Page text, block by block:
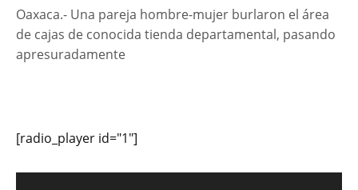
Oaxaca.- Una pareja hombre-mujer burlaron el área
de cajas de conocida tienda departamental, pasando
apresuradamente
[radio_player id="1"]